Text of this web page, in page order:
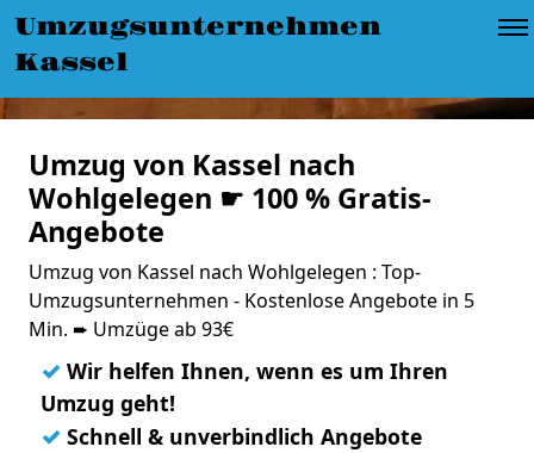
Umzugsunternehmen
Kassel
Umzug von Kassel nach
Wohlgelegen ☛ 100 % Gratis-
Angebote
Umzug von Kassel nach Wohlgelegen : Top-
Umzugsunternehmen - Kostenlose Angebote in 5
Min. ➨ Umzüge ab 93€
✓ Wir helfen Ihnen, wenn es um Ihren
Umzug geht!
✓ Schnell & unverbindlich Angebote